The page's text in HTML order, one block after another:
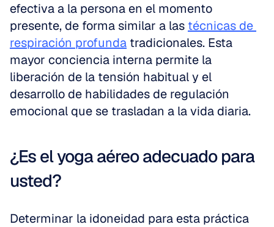
efectiva a la persona en el momento
presente, de forma similar a las técnicas de
respiración profunda tradicionales. Esta
mayor conciencia interna permite la
liberación de la tensión habitual y el
desarrollo de habilidades de regulación
emocional que se trasladan a la vida diaria.
¿Es el yoga aéreo adecuado para
usted?
Determinar la idoneidad para esta práctica